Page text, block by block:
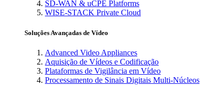
SD-WAN & uCPE Platforms
WISE-STACK Private Cloud
Soluções Avançadas de Vídeo
Advanced Video Appliances
Aquisição de Vídeos e Codificação
Plataformas de Vigilância em Vídeo
Processamento de Sinais Digitais Multi-Núcleos